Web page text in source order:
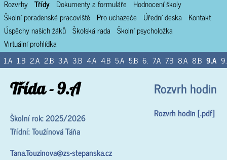
Rozvrhy Třídy Dokumenty a formuláře
Hodnocení školy
Školní poradenské pracoviště
Pro uchazeče Úřední deska
Kontakt
Úspěchy našich žáků Školská rada Školní psycholožka
Virtuální prohlídka
1.A 1.B 2.A 2.B 3.A 3.B 4.A 4.B 5.A 5.B 6. 7.A 7.B 8.A 8.B 9.A
Rozvrh hodin
Rozvrh hodin [.pdf]
Třída - 9.A
Školní rok: 2025/2026
Třídní: Toužínová Táňa
Tana.Touzinova@zs-stepanska.cz